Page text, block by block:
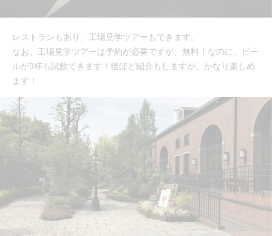
レストランもあり、工場見学ツアーもできます。
なお、工場見学ツアーは予約が必要ですが、無料！なのに、ビー
ルが3杯も試飲できます！後ほど紹介もしますが、かなり楽しめ
ます！